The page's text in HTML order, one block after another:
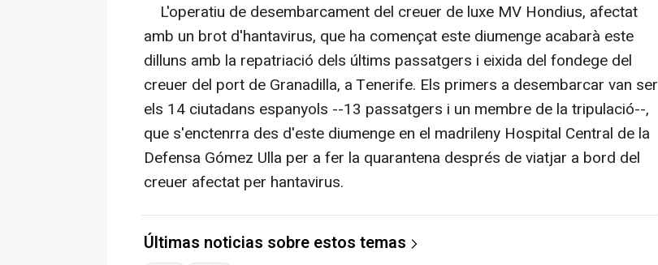
L'operatiu de desembarcament del creuer de luxe MV Hondius, afectat
amb un brot d'hantavirus, que ha començat este diumenge acabarà este
dilluns amb la repatriació dels últims passatgers i eixida del fondege del
creuer del port de Granadilla, a Tenerife. Els primers a desembarcar van ser
els 14 ciutadans espanyols --13 passatgers i un membre de la tripulació--,
que s'enctenrra des d'este diumenge en el madrileny Hospital Central de la
Defensa Gómez Ulla per a fer la quarantena després de viatjar a bord del
creuer afectat per hantavirus.
Últimas noticias sobre estos temas